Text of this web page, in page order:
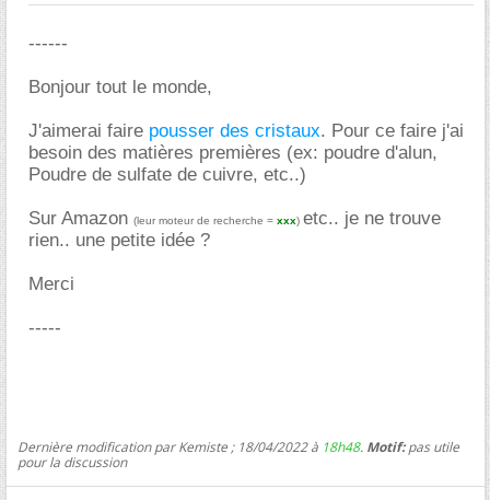
------
Bonjour tout le monde,
J'aimerai faire pousser des cristaux. Pour ce faire j'ai
besoin des matières premières (ex: poudre d'alun,
Poudre de sulfate de cuivre, etc..)
Sur Amazon (leur moteur de recherche = xxx) etc.. je ne trouve
rien.. une petite idée ?
Merci
-----
Dernière modification par Kemiste ; 18/04/2022 à 18h48. Motif:pas utile
pour la discussion